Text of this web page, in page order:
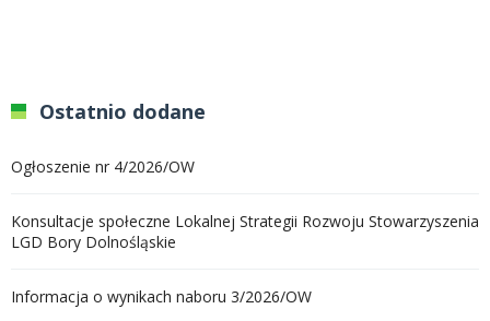
Ostatnio dodane
Ogłoszenie nr 4/2026/OW
Konsultacje społeczne Lokalnej Strategii Rozwoju Stowarzyszenia
LGD Bory Dolnośląskie
Informacja o wynikach naboru 3/2026/OW